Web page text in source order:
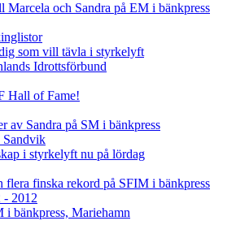
Marcela och Sandra på EM i bänkpress
som vill tävla i styrkelyft
Idrottsförbund
Hall of Fame!
av Sandra på SM i bänkpress
i styrkelyft nu på lördag
flera finska rekord på SFIM i bänkpress
2012
i bänkpress, Mariehamn